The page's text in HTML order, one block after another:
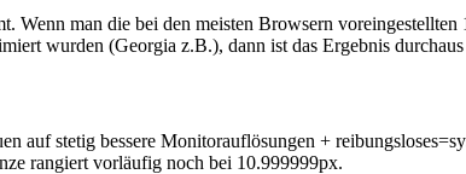
Wenn man die bei den meisten Browsern
wurden (Georgia z.B.), dann ist das Ergebnis
auf stetig bessere Monitorauflösungen +
rangiert vorläufig noch bei 10.999999px.